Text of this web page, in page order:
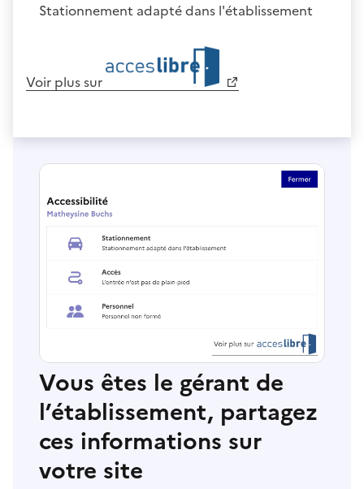
Stationnement adapté dans l'établissement
Voir plus sur
Vous êtes le gérant de
l’établissement, partagez
ces informations sur
votre site